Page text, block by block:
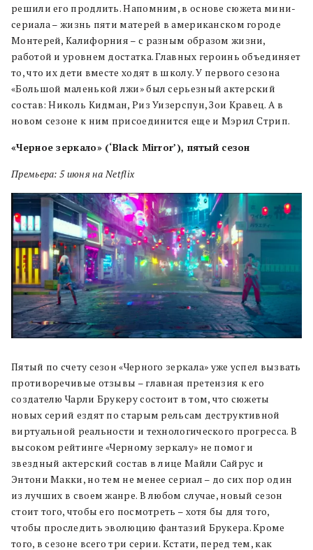
решили его продлить. Напомним, в основе сюжета мини-
сериала – жизнь пяти матерей в американском городе
Монтерей, Калифорния – с разным образом жизни,
работой и уровнем достатка. Главных героинь объединяет
то, что их дети вместе ходят в школу. У первого сезона
«Большой маленькой лжи» был серьезный актерский
состав: Николь Кидман, Риз Уизерспун, Зои Кравец. А в
новом сезоне к ним присоединится еще и Мэрил Стрип.
«Черное зеркало» (‘Black Mirror’), пятый сезон
Премьера: 5 июня на Netflix
Пятый по счету сезон «Черного зеркала» уже успел вызвать
противоречивые отзывы – главная претензия к его
создателю Чарли Брукеру состоит в том, что сюжеты
новых серий ездят по старым рельсам деструктивной
виртуальной реальности и технологического прогресса. В
высоком рейтинге «Черному зеркалу» не помог и
звездный актерский состав в лице Майли Сайрус и
Энтони Макки, но тем не менее сериал – до сих пор один
из лучших в своем жанре. В любом случае, новый сезон
стоит того, чтобы его посмотреть – хотя бы для того,
чтобы проследить эволюцию фантазий Брукера. Кроме
того, в сезоне всего три серии. Кстати, перед тем, как